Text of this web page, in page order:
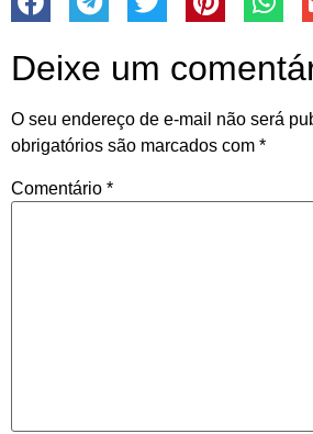
Deixe um
O seu endereço de e-mail não será
obrigatórios são marcados com *
Comentário *